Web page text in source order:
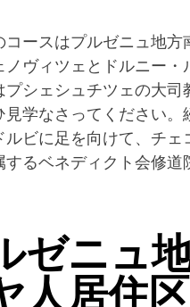
コースはプルゼニュ地方
ノヴィツェとドルニー・
プシェシュチツェの大
見学なさってください
ルビに足を向けて、チ
するベネディクト会修道
ゼニュ
人居住区